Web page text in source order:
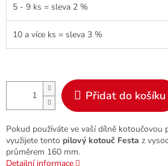
5 - 9 ks = sleva 2 %
10 a více ks = sleva 3 %
Přidat do košíku
Pokud používáte ve vaší dílně kotoučovou
využijete tento pilový kotouč Festa z
průměrem 160 mm.
Detailní informace